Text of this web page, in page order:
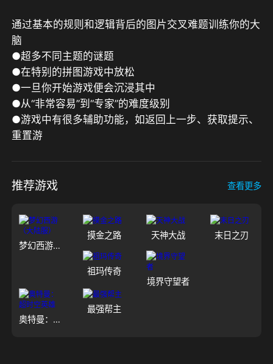
通过基本的规则和逻辑背后的图片交叉难题训练你的大
脑
●超多不同主题的谜题
●在特别的拼图游戏中放松
●一旦你开始游戏便会沉浸其中
●从“非常容易”到“专家”的难度级别
●游戏中有很多辅助功能，如返回上一步、获取提示、
重置游
推荐游戏 查看更多
梦幻西游（大陆服）
摸金之路 天神大战 末日之刃
祖玛传奇
境界守望者
奥特曼：超时空英雄
最强帮主